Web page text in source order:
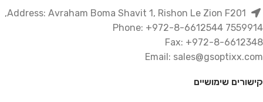
7559914 Phone: +972-8-6612544
Fax: +972-8-6612348
Email: sales@gsoptixx.com
קישורים שימושיים